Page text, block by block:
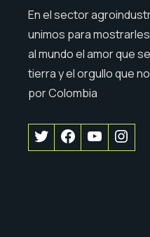
En el sector
unimos para
al mundo el amor que
tierra y el orgullo que
por Colombia